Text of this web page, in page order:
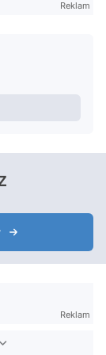
Reklam
Reklam